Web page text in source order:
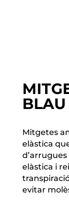
BLAU
Mitgetes
elàstica
elàstica i
evitar